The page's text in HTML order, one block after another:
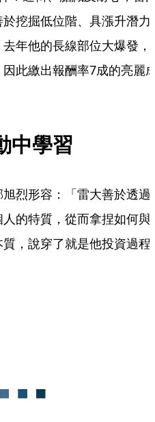
挖掘低位階、具漲升潛力
年他的長線部位大爆發，
此繳出報酬率7成的亮麗
中學習
烈形容：「雷大善於透過
的特質，從而拿捏如何與
，說穿了就是他投資過程